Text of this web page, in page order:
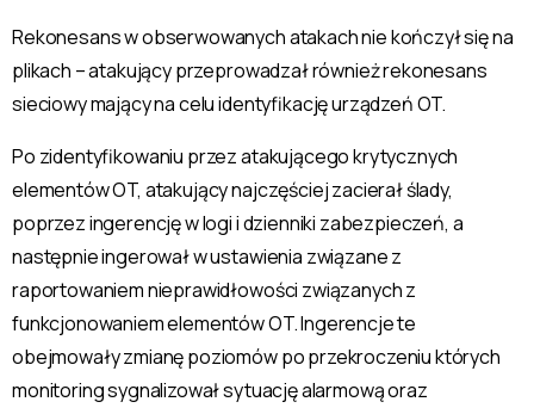
Rekonesans w obserwowanych atakach nie kończył się na
plikach – atakujący przeprowadzał również rekonesans
sieciowy mający na celu identyfikację urządzeń OT.
Po zidentyfikowaniu przez atakującego krytycznych
elementów OT, atakujący najczęściej zacierał ślady,
poprzez ingerencję w logi i dzienniki zabezpieczeń, a
następnie ingerował w ustawienia związane z
raportowaniem nieprawidłowości związanych z
funkcjonowaniem elementów OT. Ingerencje te
obejmowały zmianę poziomów po przekroczeniu których
monitoring sygnalizował sytuację alarmową oraz